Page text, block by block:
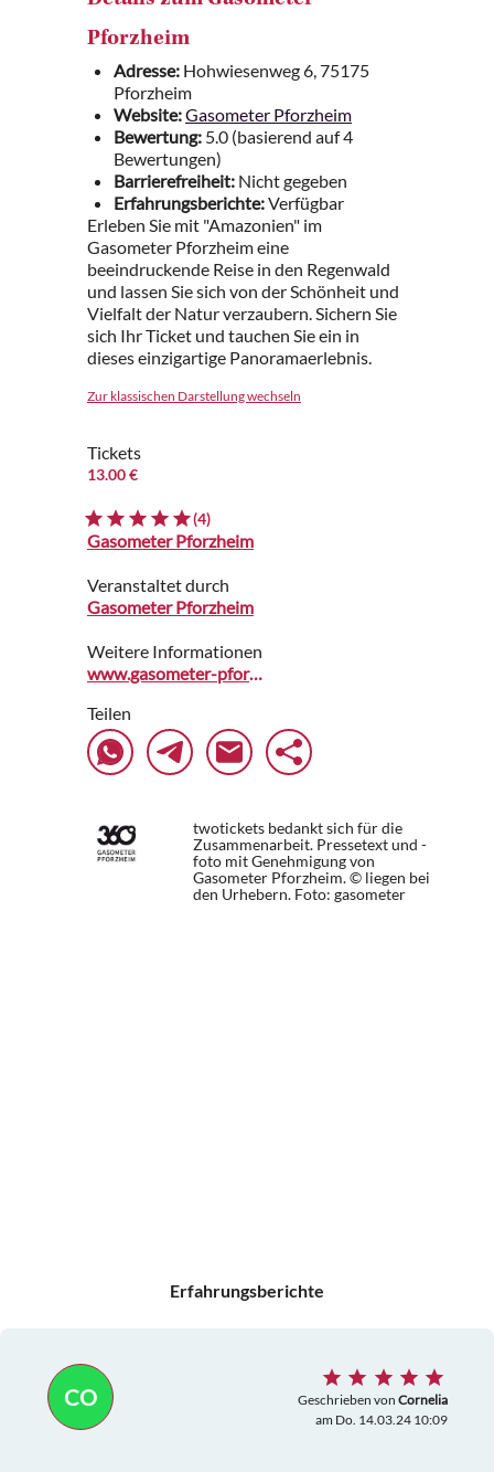
Pforzheim
Adresse: Hohwiesenweg 6, 75175
Pforzheim
Website:Gasometer Pforzheim
Bewertung: 5.0 (basierend auf 4
Bewertungen)
Barrierefreiheit: Nicht gegeben
Erfahrungsberichte:Verfügbar
Erleben Sie mit "Amazonien" im
Gasometer Pforzheim eine
beeindruckende Reise in den Regenwald
und lassen Sie sich von der Schönheit und
Vielfalt der Natur verzaubern. Sichern Sie
sich Ihr Ticket und tauchen Sie ein in
dieses einzigartige Panoramaerlebnis.
Zur klassischen Darstellung wechseln
Tickets
13.00 €
(4)
Gasometer Pforzheim
Veranstaltet durch
Gasometer Pforzheim
Weitere Informationen
www.gasometer-pforzheim.de
Teilen
twotickets bedankt sich für die
Zusammenarbeit. Pressetext und -
foto mit Genehmigung von
Gasometer Pforzheim. © liegen bei
den Urhebern. Foto: gasometer
Erfahrungsberichte
CO Geschrieben von Cornelia
am Do. 14.03.24 10:09